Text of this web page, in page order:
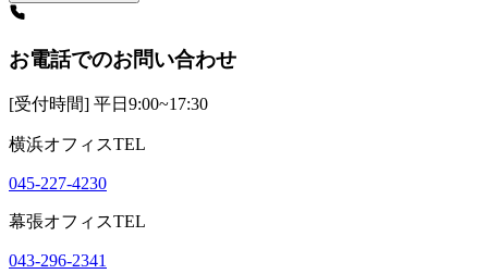
お電話でのお問い合わせ
[受付時間] 平日9:00~17:30
横浜オフィスTEL
045-227-4230
幕張オフィスTEL
043-296-2341